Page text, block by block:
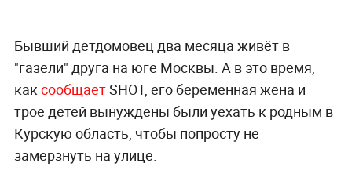
Бывший детдомовец два месяца живёт в
"газели" друга на юге Москвы. А в это время,
каксообщаетSHOT, его беременная жена и
трое детей вынуждены были уехать к родным в
Курскую область, чтобы попросту не
замёрзнуть на улице.